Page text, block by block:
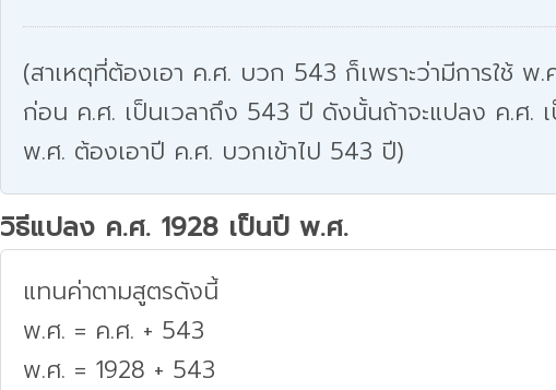
(สาเหตุที่ต้องเอา ค.ศ. บวก 543 ก็เพราะว่ามีการใช้ พ.
ก่อน ค.ศ. เป็นเวลาถึง 543 ปี ดังนั้นถ้าจะแปลง ค.ศ.
พ.ศ. ต้องเอาปี ค.ศ. บวกเข้าไป 543 ปี)
วิธีแปลง ค.ศ. 1928 เป็นปี พ.ศ.
แทนค่าตามสูตรดังนี้
พ.ศ. = ค.ศ. + 543
พ.ศ. = 1928 + 543